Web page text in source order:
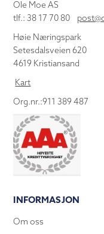
Ole Moe AS
tlf.: 38 17 70 80
Høie Næringspark
Setesdalsveien 620
4619 Kristiansand
Kart
Org.nr.:911 389 487
INFORMASJON
Om oss